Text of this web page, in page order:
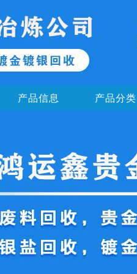
产品信息 产品分类